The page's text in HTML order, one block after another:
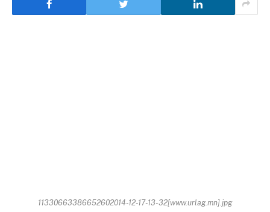
11330663386652602014-12-17-13-32[www.urlag.mn].jpg